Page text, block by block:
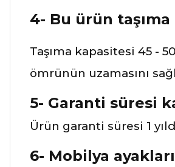
4- Bu ürün taşıma
Taşıma kapasitesi 45 -
ömrünün uzamasını
5- Garanti süresi
Ürün garanti süresi 1
6- Mobilya